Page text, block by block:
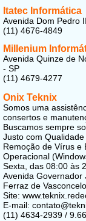
Itatec Informática
Avenida Dom Pedro
(11) 4676-4849
Millenium
Avenida Quinze de
- SP
(11) 4679-4277
Onix Teknix
Somos uma
consertos e
Buscamos sempre
Justo com
Remoção de Vírus e
Operacional
Sexta, das 08:00 às
Avenida Governador
Ferraz de
Site:
E-mail:
(11) 4634-2939 /